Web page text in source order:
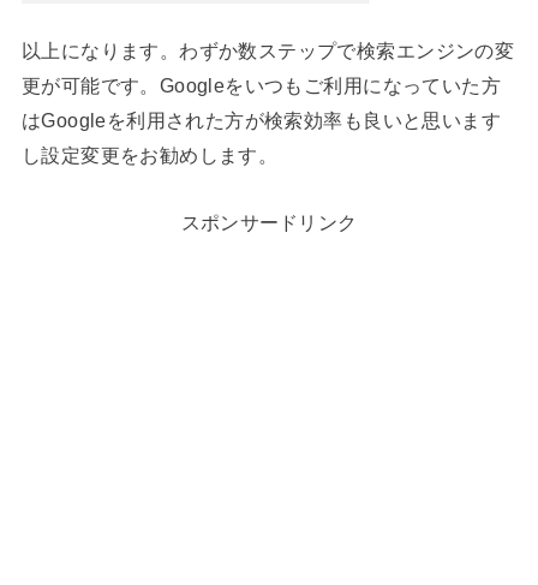
以上になります。わずか数ステップで検索エンジンの変
更が可能です。Googleをいつもご利用になっていた方
はGoogleを利用された方が検索効率も良いと思います
し設定変更をお勧めします。
スポンサードリンク